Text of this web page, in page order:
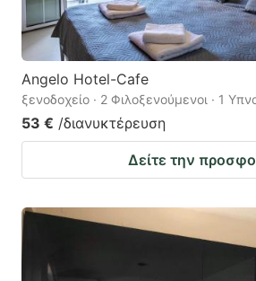
Angelo Hotel-Cafe
ξενοδοχείο · 2 Φιλοξενούμενοι · 1
53 € /διανυκτέρευση
Δείτε την